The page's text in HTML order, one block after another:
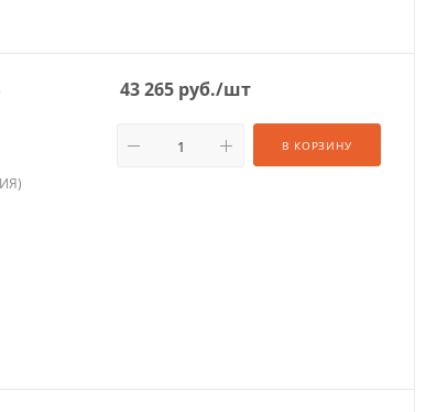
43 265 руб./шт
В КОРЗИНУ